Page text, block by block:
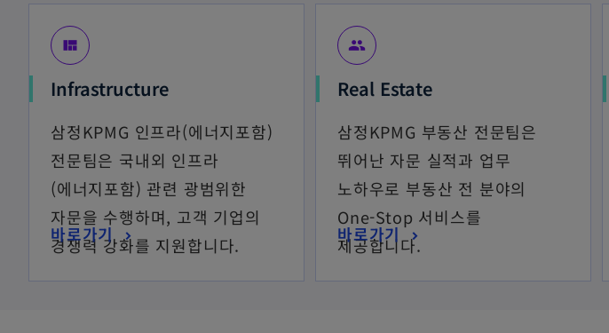
view_quilt
Infrastructure
삼정KPMG 인프라(에너지포함)
전문팀은 국내외 인프라
(에너지포함) 관련 광범위한
자문을 수행하며, 고객 기업의
경쟁력 강화를 지원합니다.
바로가기
people
Real Estate
삼정KPMG 부동산 전문팀은
뛰어난 자문 실적과 업무
노하우로 부동산 전 분야의
One-Stop 서비스를
제공합니다.
바로가기